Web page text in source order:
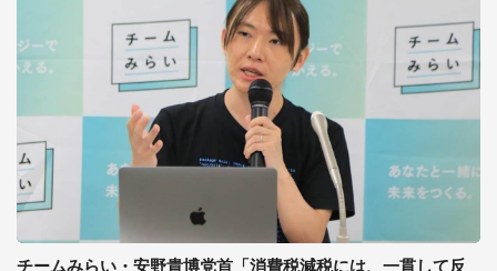
チームみらい・安野貴博党首「消費税減税には、一貫して反